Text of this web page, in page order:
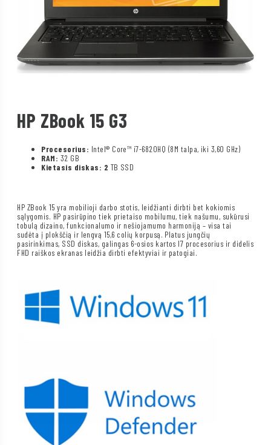
HP ZBook 15 G3
Procesorius: Intel® Core™ i7-6820HQ (8M talpa, iki 3,60 GHz)
RAM: 32 GB
Kietasis diskas: 2 TB SSD
HP ZBook 15 yra mobilioji darbo stotis, leidžianti dirbti bet kokiomis
sąlygomis. HP pasirūpino tiek prietaiso mobilumu, tiek našumu, sukūrusi
tobulą dizaino, funkcionalumo ir nešiojamumo harmoniją – visa tai
sudėta į plokščią ir lengvą 15,6 colių korpusą. Platus jungčių
pasirinkimas, SSD diskas, galingas 6-osios kartos I7 procesorius ir didelis
FHD raiškos ekranas leidžia dirbti efektyviai ir patogiai.